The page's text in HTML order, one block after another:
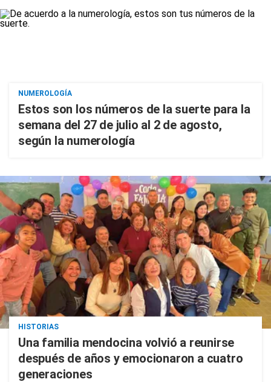
NUMEROLOGÍA
Estos son los números de la suerte para la
semana del 27 de julio al 2 de agosto,
según la numerología
HISTORIAS
Una familia mendocina volvió a reunirse
después de años y emocionaron a cuatro
generaciones